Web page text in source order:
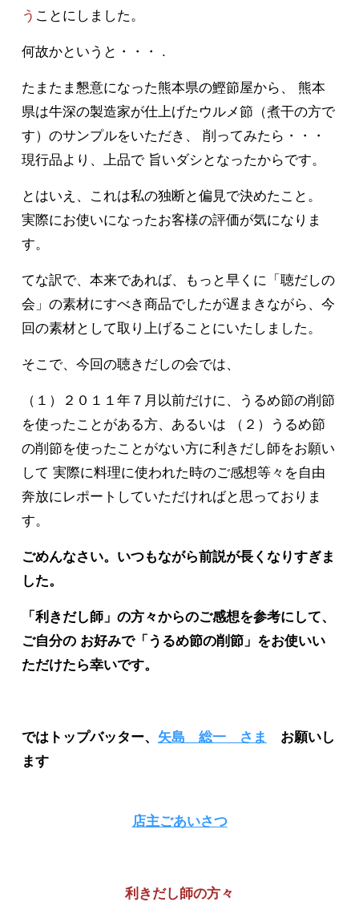
う ことにしました。
何故かというと・・・ .
たまたま懇意になった熊本県の鰹節屋から、 熊本
県は牛深の製造家が仕上げたウルメ節（煮干の方で
す）のサンプルをいただき、 削ってみたら・・・
現行品より、上品で 旨いダシとなったからです。
とはいえ、これは私の独断と偏見で決めたこと。
実際にお使いになったお客様の評価が気になりま
す。
てな訳で、本来であれば、もっと早くに「聴だしの
会」の素材にすべき商品でしたが遅まきながら、今
回の素材として取り上げることにいたしました。
そこで、今回の聴きだしの会では、
（１）２０１１年７月以前だけに、うるめ節の削節
を使ったことがある方、あるいは （２）うるめ節
の削節を使ったことがない方に利きだし師をお願い
して 実際に料理に使われた時のご感想等々を自由
奔放にレポートしていただければと思っておりま
す。
ごめんなさい。いつもながら前説が長くなりすぎま
した。
「利きだし師」の方々からのご感想を参考にして、
ご自分の お好みで「うるめ節の削節」をお使いい
ただけたら幸いです。
ではトップバッター、 矢島 総一 さま
お願いし
ます
店主ごあいさつ
利きだし師の方々